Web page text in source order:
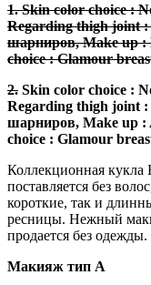
1. Skin color choice :
Regarding thigh joint
шарниров, Make up :
choice : Glamour
2. Skin color choice :
Regarding thigh joint
шарниров, Make up :
choice : Glamour
Коллекционная
поставляется без
короткие, так и
ресницы. Нежный
продается без одежды.
Макияж тип А